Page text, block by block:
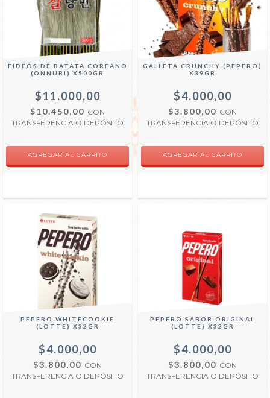
FIDEOS DE BATATA COREANO
(ONNURI) X500GR
$11.000,00
$10.450,00 CON
TRANSFERENCIA O DEPÓSITO
GALLETA CRUNCHY (PEPERO)
X39GR
$4.000,00
$3.800,00 CON
TRANSFERENCIA O DEPÓSITO
PEPERO WHITECOOKIE
(LOTTE) X32GR
$4.000,00
$3.800,00 CON
TRANSFERENCIA O DEPÓSITO
PEPERO SABOR ORIGINAL
(LOTTE) X32GR
$4.000,00
$3.800,00 CON
TRANSFERENCIA O DEPÓSITO